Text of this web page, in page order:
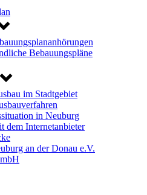
Bebauungspläne
im Stadtgebiet
in Neuburg
dem Internetanbieter
an der Donau e.V.